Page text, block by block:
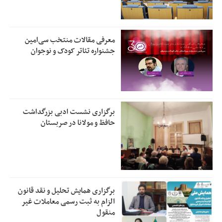
معرفی مقالات منتخب سی‌امین
جشنواره تئاتر کودک و نوجوان
برگزاری نشست ادبی بزرگداشت
حافظ و مولانا در صربستان
برگزاری همایش تحلیل و نقد قانون
الزام به ثبت رسمی معاملات غیر
منقول